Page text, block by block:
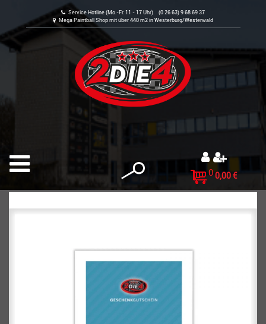
Service Hotline (Mo.-Fr. 11 - 17 Uhr) (0 26 63) 9 68 69 37
Mega Paintball Shop mit über 440 m2 in Westerburg/Westerwald
0 0,00 €